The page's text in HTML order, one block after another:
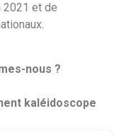
2021 et de
nous ?
kaléidoscope